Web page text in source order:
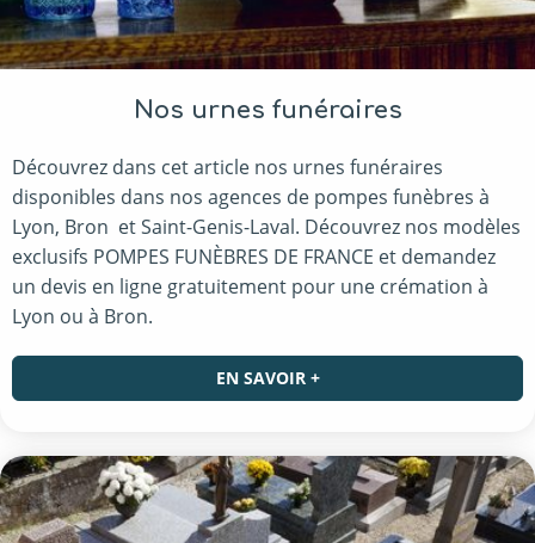
Nos urnes funéraires
Découvrez dans cet article nos urnes funéraires
disponibles dans nos agences de pompes funèbres à
Lyon, Bron et Saint-Genis-Laval. Découvrez nos modèles
exclusifs POMPES FUNÈBRES DE FRANCE et demandez
un devis en ligne gratuitement pour une crémation à
Lyon ou à Bron.
EN SAVOIR +